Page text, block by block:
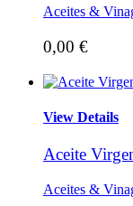
Aceites &
0,00 €
View Details
Aceite
Aceites &